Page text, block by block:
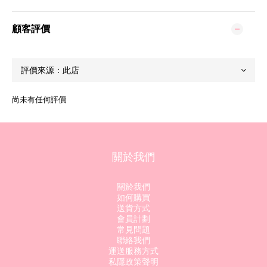
顧客評價
尚未有任何評價
關於我們
關於我們
如何購買
送貨方式
會員計劃
常見問題
聯絡我們
運送服務方式
私隱政策聲明